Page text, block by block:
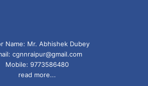
Name: Mr. Abhishek Dubey
cgnnraipur@gmail.com
Mobile: 9773586480
read more...